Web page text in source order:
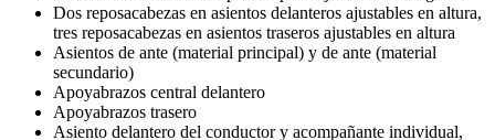
Dos reposacabezas en asientos delanteros ajustables en altura,
tres reposacabezas en asientos traseros ajustables en altura
Asientos de ante (material principal) y de ante (material
secundario)
Apoyabrazos central delantero
Apoyabrazos trasero
Asiento delantero del conductor y acompañante individual,